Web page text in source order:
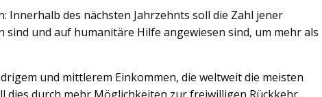
Innerhalb des nächsten Jahrzehnts soll die Zahl jener
sind und auf humanitäre Hilfe angewiesen sind, um mehr als
und mittlerem Einkommen, die weltweit die meisten
dies durch mehr Möglichkeiten zur freiwilligen Rückkehr,